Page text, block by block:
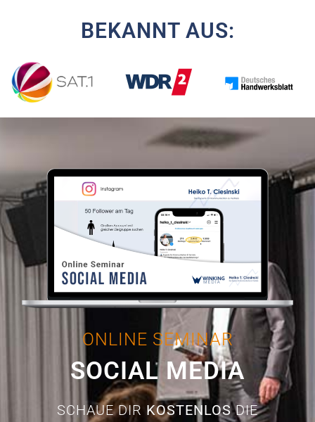
BEKANNT AUS:
ONLINE SEMINAR
SOCIAL MEDIA
SCHAUE DIR KOSTENLOSDIE